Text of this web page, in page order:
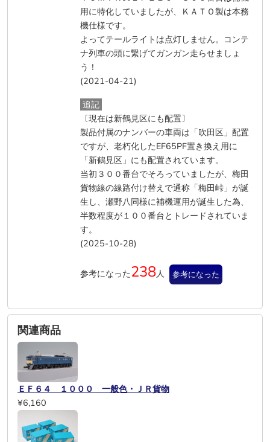
用に特化していましたが、ＫＡＴＯ製は本務
機仕様です。
よってテールライトは点灯しません。コンテ
ナ列車の頭に繋げてガンガン走らせましょ
う！
(2021-04-21)
追記
〔現在は新鶴見区にも配置〕
製品付属のナンバーの車両は「吹田区」配置
ですが、老朽化したEF65PF置き換え用に
「新鶴見区」にも配置されています。
当初３００番台でそろっていましたが、梅田
貨物線の線路付け替えで通称「梅田峠」が誕
生し、瀬野八同様に補機運用が誕生した為、
半数程度が１００番台とトレードされていま
す。
(2025-10-28)
参考になった238人 参考になった
関連商品
ＥＦ６４ １０００ 一般色・ＪＲ貨物
¥6,160